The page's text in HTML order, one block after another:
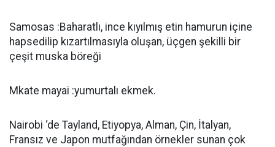
Samosas :Baharatlı, ince kıyılmış etin hamurun içine
hapsedilip kızartılmasıyla oluşan, üçgen şekilli bir
çeşit muska böreği
Mkate mayai :yumurtalı ekmek.
Nairobi ‘de Tayland, Etiyopya, Alman, Çin, İtalyan,
Fransız ve Japon mutfağından örnekler sunan çok